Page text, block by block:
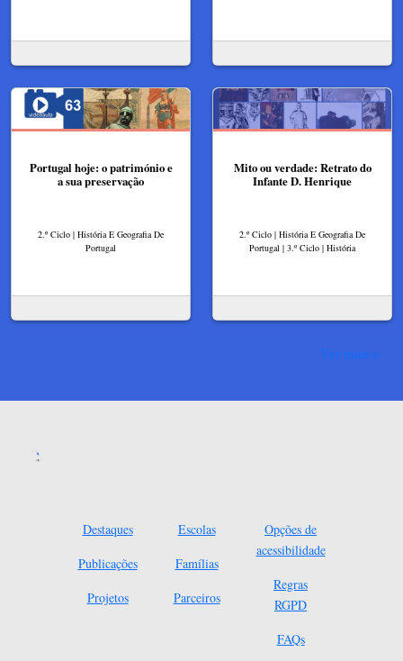
Portugal hoje: o património e
a sua preservação
2.º Ciclo | História E Geografia De
Portugal
Mito ou verdade: Retrato do
Infante D. Henrique
2.º Ciclo | História E Geografia De
Portugal | 3.º Ciclo | História
Ver mais
Destaques
Publicações
Projetos
Escolas
Famílias
Parceiros
Opções de
acessibilidade
Regras
RGPD
FAQs